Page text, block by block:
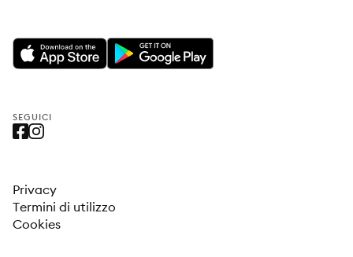
SEGUICI
Privacy
Termini di utilizzo
Cookies